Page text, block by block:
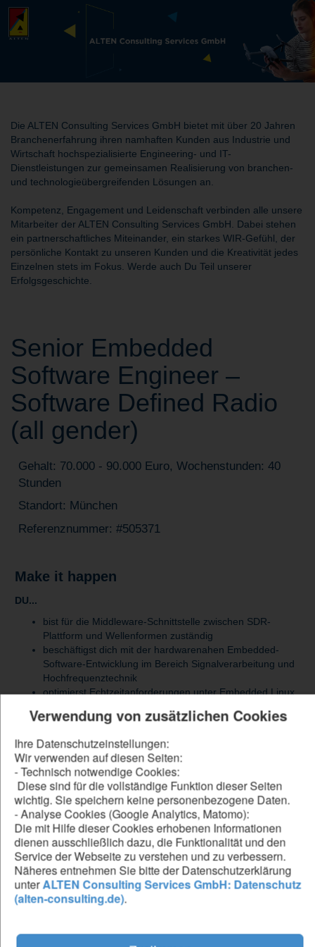
Verwendung von zusätzlichen Cookies
Ihre Datenschutzeinstellungen:
Wir verwenden auf diesen Seiten:
- Technisch notwendige Cookies:
Diese sind für die vollständige Funktion dieser Seiten
wichtig. Sie speichern keine personenbezogene Daten.
- Analyse Cookies (Google Analytics, Matomo):
Die mit Hilfe dieser Cookies erhobenen Informationen
dienen ausschließlich dazu, die Funktionalität und den
Service der Webseite zu verstehen und zu verbessern.
Näheres entnehmen Sie bitte der Datenschutzerklärung
unterALTEN Consulting Services GmbH: Datenschutz
(alten-consulting.de).
Die ALTEN Consulting Services GmbH bietet mit über 20 Jahren
Branchenerfahrung ihren namhaften Kunden aus Industrie und
Wirtschaft hochspezialisierte Engineering- und IT-
Dienstleistungen zur gemeinsamen Realisierung von branchen-
und technologieübergreifenden Lösungen an.
Kompetenz, Engagement und Leidenschaft verbinden alle unsere
Mitarbeiter der ALTEN Consulting Services GmbH. Dabei stehen
ein partnerschaftliches Miteinander, ein starkes WIR-Gefühl, der
persönliche Kontakt zu unseren Kunden und die Kreativität jedes
Einzelnen stets im Fokus. Werde auch Du Teil unserer
Erfolgsgeschichte.
Senior Embedded
Software Engineer –
Software Defined Radio
(all gender)
Gehalt: 70.000 - 90.000 Euro, Wochenstunden: 40
Stunden
Standort: München
Referenznummer: #505371
Make it happen
DU...
bist für die Middleware-Schnittstelle zwischen SDR-
Plattform und Wellenformen zuständig
beschäftigst dich mit der hardwarenahen Embedded-
Software-Entwicklung im Bereich Signalverarbeitung und
Hochfrequenztechnik
optimierst Echtzeitanforderungen unter Embedded Linux
und Umsetzung und Analyse analoger und komplexer
beschäftigst dich mit der Entwicklung nach anerkannten
Standards für die Zertifizierung von Security- und
Safetyrelevanter Software​​​​​
koordinierst alles mit dem System- und Softwaretest und
anderen Entwicklungsteams (Firmware, Hardware,
Applikationsentwicklung usw.)
Be our forward thinker
hast abgeschlossenes Studium der Elektrotechnik,